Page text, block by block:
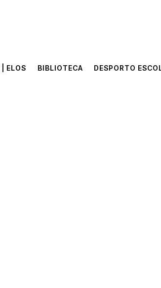
| ELOS BIBLIOTECA DESPORTO